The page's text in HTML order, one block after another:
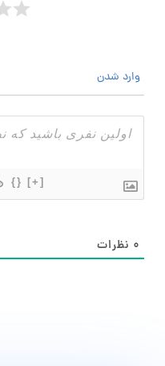
وارد شدن
{} [+]
۰ نظرات